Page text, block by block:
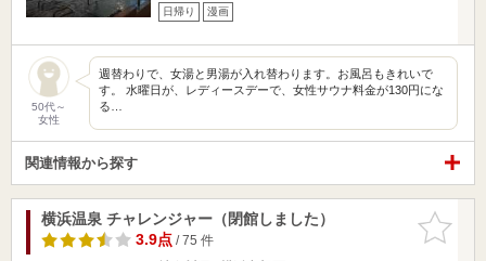
日帰り 漫画
50代～
女性
週替わりで、女湯と男湯が入れ替わります。お風呂もきれいで
す。 水曜日が、レディースデーで、女性サウナ料金が130円にな
る…
関連情報から探す
お気に入
りに追加
横浜温泉 チャレンジャー（閉館しました）
3.9点/ 75 件